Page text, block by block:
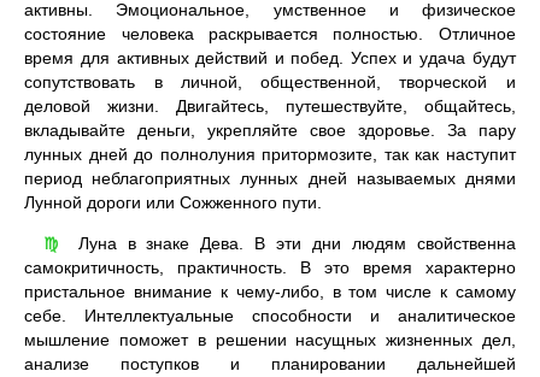
активны. Эмоциональное, умственное и физическое
состояние человека раскрывается полностью. Отличное
время для активных действий и побед. Успех и удача будут
сопутствовать в личной, общественной, творческой и
деловой жизни. Двигайтесь, путешествуйте, общайтесь,
вкладывайте деньги, укрепляйте свое здоровье. За пару
лунных дней до полнолуния притормозите, так как наступит
период неблагоприятных лунных дней называемых днями
Лунной дороги или Сожженного пути.
♍
Луна в знаке Дева. В эти дни людям свойственна
самокритичность, практичность. В это время характерно
пристальное внимание к чему-либо, в том числе к самому
себе. Интеллектуальные способности и аналитическое
мышление поможет в решении насущных жизненных дел,
анализе поступков и планировании дальнейшей